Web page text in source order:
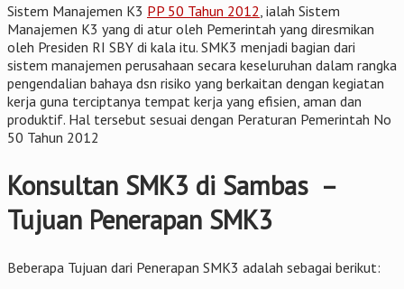
Sistem Manajemen K3 PP 50 Tahun 2012 , ialah Sistem
Manajemen K3 yang di atur oleh Pemerintah yang diresmikan
oleh Presiden RI SBY di kala itu. SMK3 menjadi bagian dari
sistem manajemen perusahaan secara keseluruhan dalam rangka
pengendalian bahaya dsn risiko yang berkaitan dengan kegiatan
kerja guna terciptanya tempat kerja yang efisien, aman dan
produktif. Hal tersebut sesuai dengan Peraturan Pemerintah No
50 Tahun 2012
Konsultan SMK3 di Sambas –
Tujuan Penerapan SMK3
Beberapa Tujuan dari Penerapan SMK3 adalah sebagai berikut: